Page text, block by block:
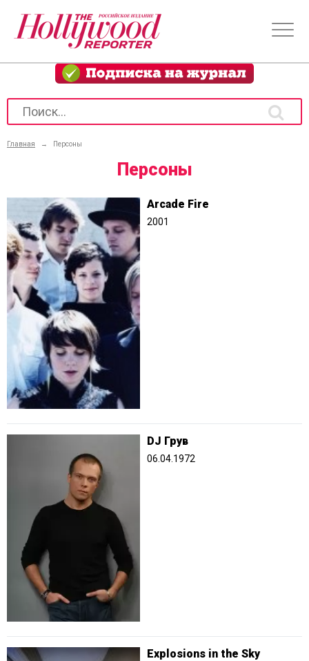
Главная → Персоны
Персоны
Arcade Fire
2001
DJ Грув
06.04.1972
Explosions in the Sky